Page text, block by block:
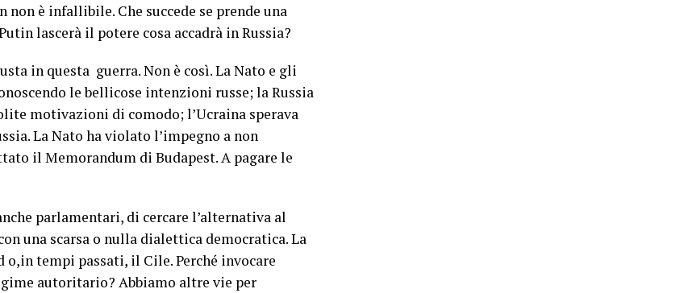
è infallibile. Che succede se prende una
lascerà il potere cosa accadrà in Russia?
in questa guerra. Non è così. La Nato e gli
le bellicose intenzioni russe; la Russia
motivazioni di comodo; l’Ucraina sperava
La Nato ha violato l’impegno a non
il Memorandum di Budapest. A pagare le
parlamentari, di cercare l’alternativa al
una scarsa o nulla dialettica democratica. La
tempi passati, il Cile. Perché invocare
autoritario? Abbiamo altre vie per